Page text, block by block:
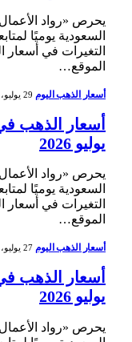
يحرص «رواد
السعودية يوميًا
التغيرات في أسعار
الموقع…
أسعار الذهب اليوم 29 يوليو، 2026
يوليو 2026
يحرص «رواد
السعودية يوميًا
التغيرات في أسعار
الموقع…
أسعار الذهب اليوم 27 يوليو، 2026
يوليو 2026
يحرص «رواد